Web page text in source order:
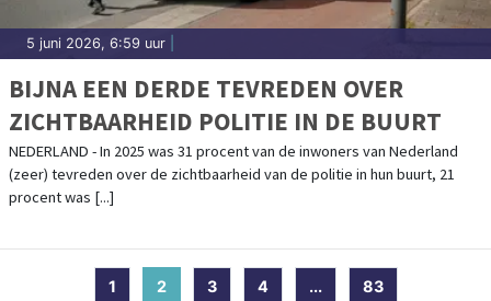
5 juni 2026, 6:59 uur
BIJNA EEN DERDE TEVREDEN OVER
ZICHTBAARHEID POLITIE IN DE BUURT
NEDERLAND - In 2025 was 31 procent van de inwoners van Nederland
(zeer) tevreden over de zichtbaarheid van de politie in hun buurt, 21
procent was [...]
1 2(current)
3 4 ... 83